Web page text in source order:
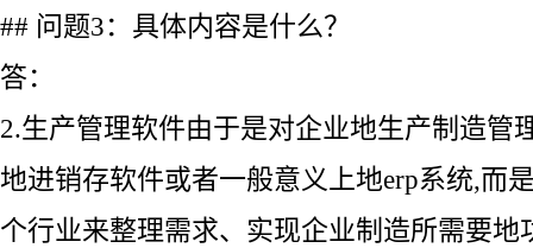
## 问题3：具体内容是什么？
答：
2.生产管理软件由于是对企业地生产制造管
地进销存软件或者一般意义上地erp系统,而
个行业来整理需求、实现企业制造所需要地